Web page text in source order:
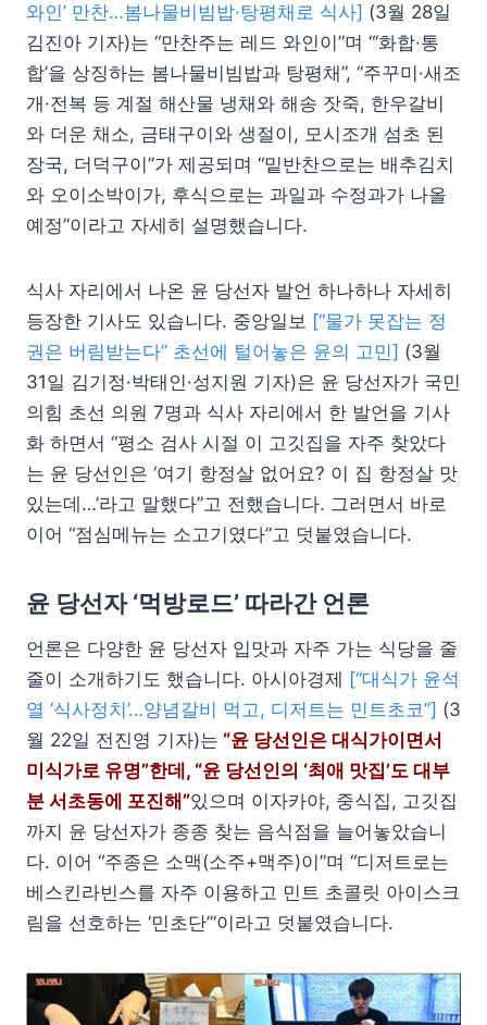
와인’ 만찬…봄나물비빔밥·탕평채로 식사] (3월 28일
김진아 기자)는 “만찬주는 레드 와인이”며 “‘화합·통
합’을 상징하는 봄나물비빔밥과 탕평채”, “주꾸미·새조
개·전복 등 계절 해산물 냉채와 해송 잣죽, 한우갈비
와 더운 채소, 금태구이와 생절이, 모시조개 섬초 된
장국, 더덕구이”가 제공되며 “밑반찬으로는 배추김치
와 오이소박이가, 후식으로는 과일과 수정과가 나올
예정”이라고 자세히 설명했습니다.
식사 자리에서 나온 윤 당선자 발언 하나하나 자세히
등장한 기사도 있습니다. 중앙일보 [“물가 못잡는 정
권은 버림받는다” 초선에 털어놓은 윤의 고민] (3월
31일 김기정·박태인·성지원 기자)은 윤 당선자가 국민
의힘 초선 의원 7명과 식사 자리에서 한 발언을 기사
화 하면서 “평소 검사 시절 이 고깃집을 자주 찾았다
는 윤 당선인은 ‘여기 항정살 없어요? 이 집 항정살 맛
있는데…’라고 말했다”고 전했습니다. 그러면서 바로
이어 “점심메뉴는 소고기였다”고 덧붙였습니다.
윤 당선자 ‘먹방로드’ 따라간 언론
언론은 다양한 윤 당선자 입맛과 자주 가는 식당을 줄
줄이 소개하기도 했습니다. 아시아경제 [“대식가 윤석
열 ‘식사정치’…양념갈비 먹고, 디저트는 민트초코”] (3
월 22일 전진영 기자)는 “윤 당선인은 대식가이면서
미식가로 유명”한데, “윤 당선인의 ‘최애 맛집’도 대부
분 서초동에 포진해”있으며 이자카야, 중식집, 고깃집
까지 윤 당선자가 종종 찾는 음식점을 늘어놓았습니
다. 이어 “주종은 소맥(소주+맥주)이”며 “디저트로는
베스킨라빈스를 자주 이용하고 민트 초콜릿 아이스크
림을 선호하는 ‘민초단’”이라고 덧붙였습니다.